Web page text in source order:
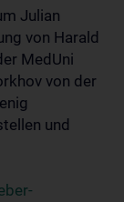
Julian
von Harald
MedUni
von der
und